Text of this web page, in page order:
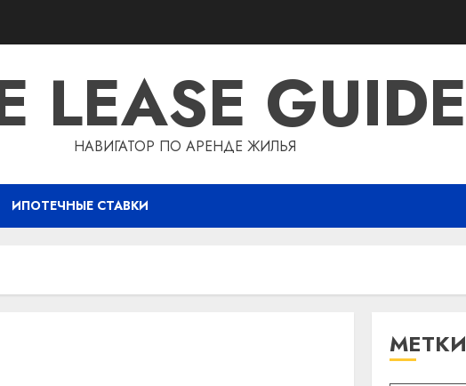
LEASE GUIDE
НАВИГАТОР ПО АРЕНДЕ ЖИЛЬЯ
ИПОТЕЧНЫЕ СТАВКИ
МЕТКИ